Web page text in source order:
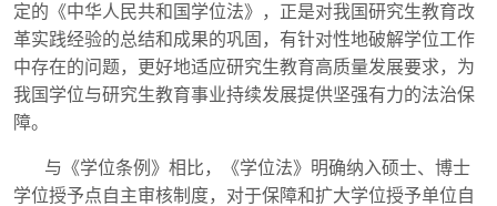
定的《中华人民共和国学位法》，正是对我国研究生教育改
革实践经验的总结和成果的巩固，有针对性地破解学位工作
中存在的问题，更好地适应研究生教育高质量发展要求，为
我国学位与研究生教育事业持续发展提供坚强有力的法治保
障。
与《学位条例》相比，《学位法》明确纳入硕士、博士
学位授予点自主审核制度，对于保障和扩大学位授予单位自